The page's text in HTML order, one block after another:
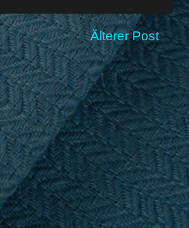
Älterer Post